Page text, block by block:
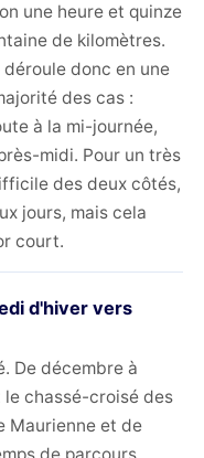
une heure et quinze
de kilomètres.
donc en une
des cas :
à la mi-journée,
midi. Pour un très
des deux côtés,
jours, mais cela
court.
d'hiver vers
De décembre à
chassé-croisé des
Maurienne et de